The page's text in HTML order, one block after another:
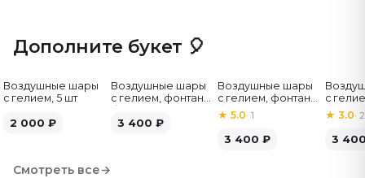
подходящий под идею подарка. Артикул: 4003.
Дополните букет 🎈
Воздушные шары
с гелием, 5 шт
2 000 ₽
Воздушные шары
с гелием, фонтан,
шт
3 400 ₽
Воздушные шары
с гелием, фонтан,
бело-розовые, 7
шт
★5.0·1
3 400 ₽
с
бело-
★ 3.0· 2
3
Смотреть все→